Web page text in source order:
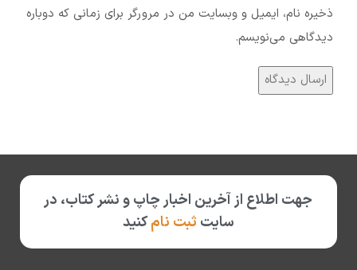
ذخیره نام، ایمیل و وبسایت من در مرورگر برای زمانی که دوباره
دیدگاهی می‌نویسم.
جهت اطلاع از آخرین اخبار چاپ و نشر کتاب، در
سایت ثبت نامکنید